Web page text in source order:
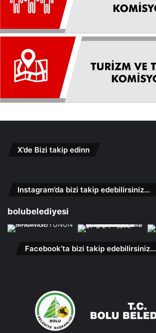
X’de Bizi takip edinn
Instagram’da bizi takip edebilirsiniz…
bolubelediyesi
Facebook’ta bizi takip edebilirsiniz…